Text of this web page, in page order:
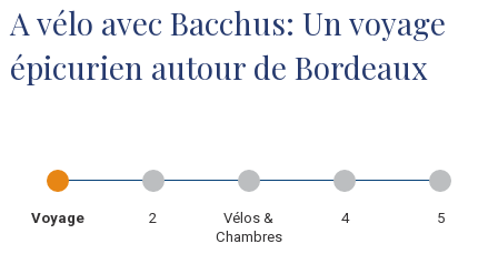
A vélo avec Bacchus: Un voyage
épicurien autour de Bordeaux
Votre parcours
Vos
informations
Vélo et
hébergement
Participants Validation